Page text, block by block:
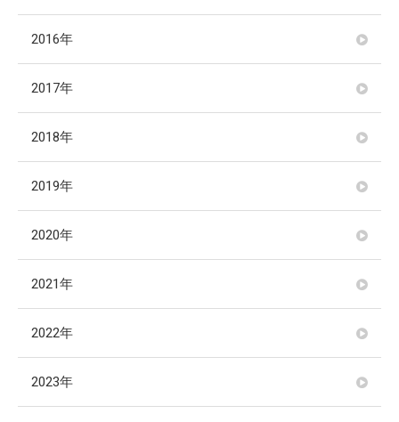
2016年
2017年
2018年
2019年
2020年
2021年
2022年
2023年